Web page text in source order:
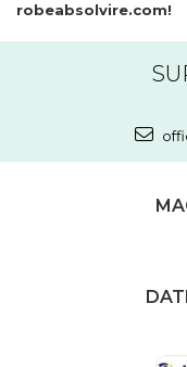
robeabsolvire.com!